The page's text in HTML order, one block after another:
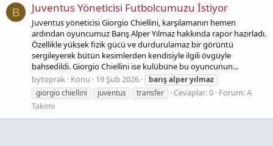
B Juventus Yöneticisi Futbolcumuzu İstiyor
Juventus yöneticisi Giorgio Chiellini, karşılamanın hemen
ardından oyuncumuz Barış Alper Yılmaz hakkında rapor hazırladı.
Özellikle yüksek fizik gücü ve durdurulamaz bir görüntü
sergileyerek bütün kesimlerden kendisiyle ilgili övgüyle
bahsedildi. Giorgio Chiellini ise kulübüne bu oyuncunun...
bytoprak Konu 19 Şub 2026 barışalperyılmaz
giorgio chiellini
juventus transfer Cevaplar: 0 Forum:A
Takımı